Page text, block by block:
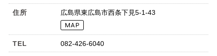
住所 広島県東広島市西条下見5-1-43
TEL 082-426-6040